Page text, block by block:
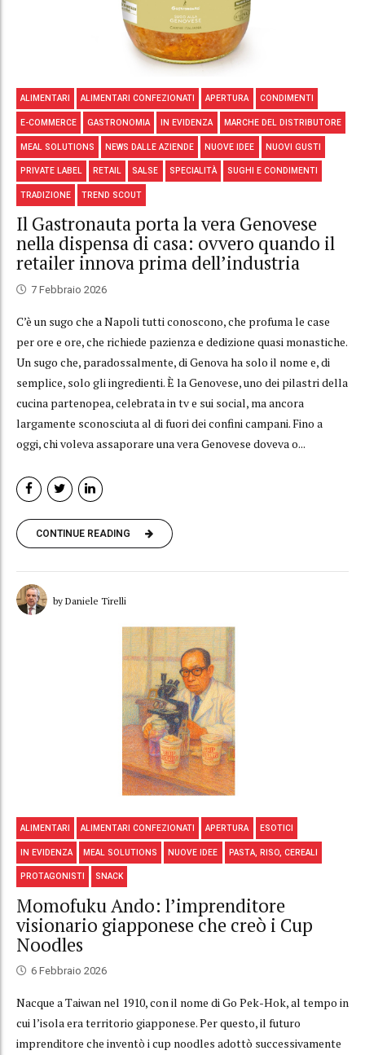
ALIMENTARI ALIMENTARI CONFEZIONATI APERTURA CONDIMENTI
E-COMMERCE GASTRONOMIA IN EVIDENZA MARCHE DEL DISTRIBUTORE
MEAL SOLUTIONS NEWS DALLE AZIENDE NUOVE IDEE NUOVI GUSTI
PRIVATE LABEL RETAIL SALSE SPECIALITÀ SUGHI E CONDIMENTI
TRADIZIONE TREND SCOUT
Il Gastronauta porta la vera Genovese
nella dispensa di casa: ovvero quando il
retailer innova prima dell’industria
7 Febbraio 2026
C’è un sugo che a Napoli tutti conoscono, che profuma le case
per ore e ore, che richiede pazienza e dedizione quasi monastiche.
Un sugo che, paradossalmente, di Genova ha solo il nome e, di
semplice, solo gli ingredienti. È la Genovese, uno dei pilastri della
cucina partenopea, celebrata in tv e sui social, ma ancora
largamente sconosciuta al di fuori dei confini campani. Fino a
oggi, chi voleva assaporare una vera Genovese doveva o...
CONTINUE READING
by Daniele Tirelli
ALIMENTARI ALIMENTARI CONFEZIONATI APERTURA ESOTICI
IN EVIDENZA MEAL SOLUTIONS NUOVE IDEE PASTA, RISO, CEREALI
PROTAGONISTI SNACK
Momofuku Ando: l’imprenditore
visionario giapponese che creò i Cup
Noodles
6 Febbraio 2026
Nacque a Taiwan nel 1910, con il nome di Go Pek-Hok, al tempo in
cui l’isola era territorio giapponese. Per questo, il futuro
imprenditore che inventò i cup noodles adottò successivamente